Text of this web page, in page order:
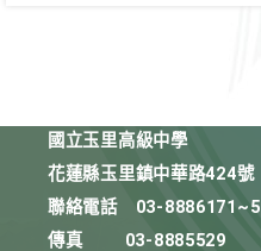
國立玉里高級中學
花蓮縣玉里鎮中華路424號
聯絡電話
03-8886171~5
傳真
03-8885529